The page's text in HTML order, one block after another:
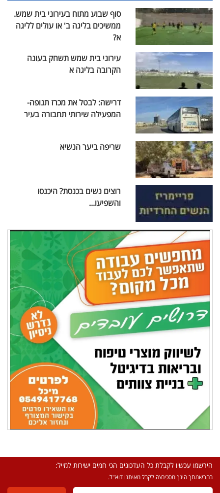
סוף שבוע מתוח בעירוני בית שמש.
ממשיכים בליגה ב' או עולים לליגה
א?
עירוני בית שמש תשחק בעונה
הקרובה בליגה א
דרישה: לבטל את מכרז תנופה-
המפעילה שירותי תחבורה בעיר
שריפה ביער הנשיא
רוצים נשים בכנסת? היכנסו
והשפיעו...
הירשמו עכשיו לקבלת כל העדכונים הכי חמים ישירות למייל:
בהרשמתך הינך מסכים\ה לקבל מאיתנו דוא"ל.